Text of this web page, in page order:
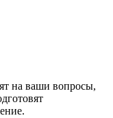
на ваши вопросы,